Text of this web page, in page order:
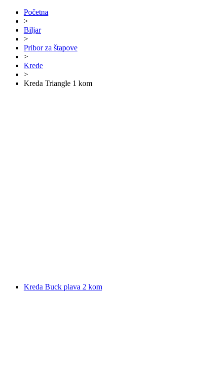
Početna
>
Biljar
>
Pribor za štapove
>
Krede
>
Kreda Triangle 1 kom
Kreda Buck plava 2 kom